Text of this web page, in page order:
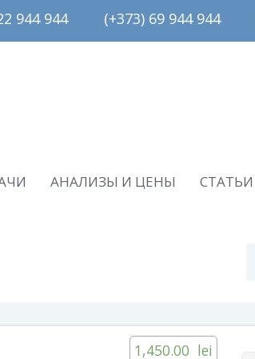
944 944         (+373) 69 944 944
АНАЛИЗЫ И ЦЕНЫ СТАТЬИ
1,450.00 lei